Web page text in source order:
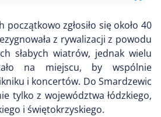
początkowo zgłosiło się około 40
z rywalizacji z powodu
słabych wiatrów, jednak wielu
na miejscu, by wspólnie
i koncertów. Do Smardzewic
tylko z województwa łódzkiego,
i świętokrzyskiego.